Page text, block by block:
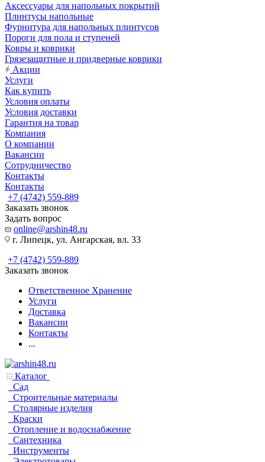
Аксессуары для напольных покрытий
Плинтусы напольные
Фурнитура для напольных плинтусов
Пороги для пола и ступеней
Ковры и коврики
Грязезащитные и придверные коврики
Акции
Услуги
Как купить
Условия оплаты
Условия доставки
Гарантия на товар
Компания
О компании
Вакансии
Сотрудничество
Контакты
Контакты
+7 (4742) 559-889
Заказать звонок
Задать вопрос
online@arshin48.ru
г. Липецк, ул. Ангарская, вл. 33
+7 (4742) 559-889
Заказать звонок
Ответственное Хранение
Услуги
Доставка
Вакансии
Контакты
...
Каталог
Сад
Строительные материалы
Столярные изделия
Краски
Отопление и водоснабжение
Сантехника
Инструменты